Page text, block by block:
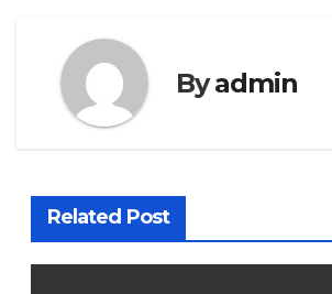
Byadmin
Related Post